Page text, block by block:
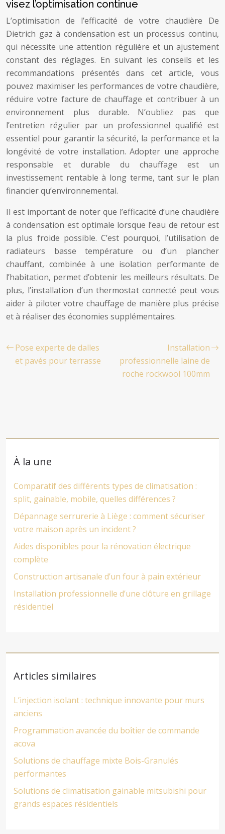
visez l’optimisation continue
L’optimisation de l’efficacité de votre chaudière De
Dietrich gaz à condensation est un processus continu,
qui nécessite une attention régulière et un ajustement
constant des réglages. En suivant les conseils et les
recommandations présentés dans cet article, vous
pouvez maximiser les performances de votre chaudière,
réduire votre facture de chauffage et contribuer à un
environnement plus durable. N’oubliez pas que
l’entretien régulier par un professionnel qualifié est
essentiel pour garantir la sécurité, la performance et la
longévité de votre installation. Adopter une approche
responsable et durable du chauffage est un
investissement rentable à long terme, tant sur le plan
financier qu’environnemental.
Il est important de noter que l’efficacité d’une chaudière
à condensation est optimale lorsque l’eau de retour est
la plus froide possible. C’est pourquoi, l’utilisation de
radiateurs basse température ou d’un plancher
chauffant, combinée à une isolation performante de
l’habitation, permet d’obtenir les meilleurs résultats. De
plus, l’installation d’un thermostat connecté peut vous
aider à piloter votre chauffage de manière plus précise
et à réaliser des économies supplémentaires.
Pose experte de dalles
et pavés pour terrasse
Installation
professionnelle laine de
roche rockwool 100mm
À la une
Comparatif des différents types de climatisation :
split, gainable, mobile, quelles différences ?
Dépannage serrurerie à Liège : comment sécuriser
votre maison après un incident ?
Aides disponibles pour la rénovation électrique
complète
Construction artisanale d’un four à pain extérieur
Installation professionnelle d’une clôture en grillage
résidentiel
Articles similaires
L’injection isolant : technique innovante pour murs
anciens
Programmation avancée du boîtier de commande
acova
Solutions de chauffage mixte Bois-Granulés
performantes
Solutions de climatisation gainable mitsubishi pour
grands espaces résidentiels